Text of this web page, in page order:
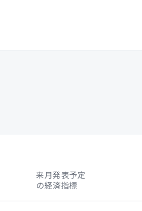
来月発表予定
の経済指標